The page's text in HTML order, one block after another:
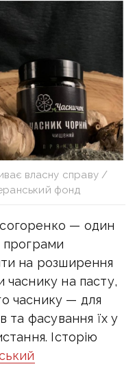
власну справу /
фонд
— один
програми
на розширення
часнику на пасту,
часнику — для
та фасування їх у
Історію